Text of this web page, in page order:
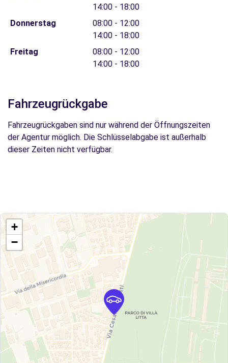
14:00 - 18:00
Donnerstag
08:00 - 12:00
14:00 - 18:00
Freitag
08:00 - 12:00
14:00 - 18:00
Fahrzeugrückgabe
Fahrzeugrückgaben sind nur während der Öffnungszeiten
der Agentur möglich. Die Schlüsselabgabe ist außerhalb
dieser Zeiten nicht verfügbar.
+
−